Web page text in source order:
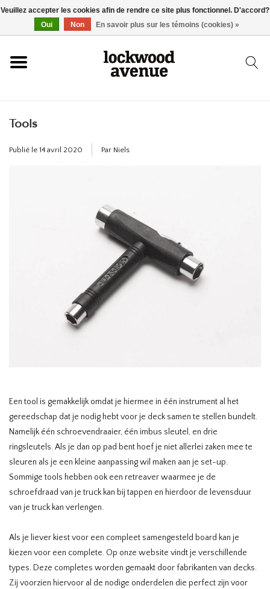
ACCUEIL
NOUVEAU
Tools
Publié le 14 avril 2020 Par Niels
Een tool is gemakkelijk omdat je hiermee in één instrument al het
gereedschap dat je nodig hebt voor je deck samen te stellen bundelt.
Namelijk één schroevendraaier, één imbus sleutel, en drie
ringsleutels. Als je dan op pad bent hoef je niet allerlei zaken mee te
sleuren als je een kleine aanpassing wil maken aan je set-up.
Sommige tools hebben ook een retreaver waarmee je de
schroefdraad van je truck kan bij tappen en hierdoor de levensduur
van je truck kan verlengen.
Als je liever kiest voor een compleet samengesteld board kan je
kiezen voor een complete. Op onze website vindt je verschillende
types. Deze completes worden gemaakt door fabrikanten van decks.
Zij voorzien hiervoor al de nodige onderdelen die perfect zijn voor
Veuillez accepter les cookies afin de rendre ce site plus fonctionnel. D'accord?
Oui
Non En savoir plus sur les témoins (cookies) »